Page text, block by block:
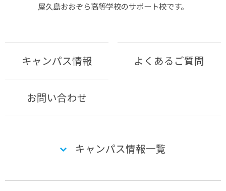
屋久島おおぞら⾼等学校のサポート校です。
キャンパス情報 よくあるご質問
お問い合わせ
キャンパス情報一覧